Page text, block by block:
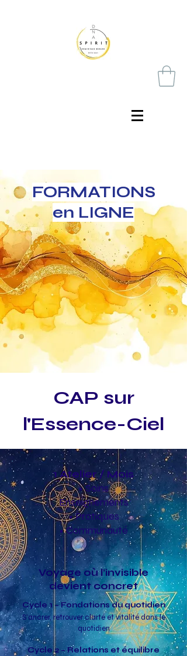
FORMATIONS
en LIGNE
CAP sur
l'Essence-Ciel
1 Atelier / Mois
• Soins
Enseignements
• Pratiques
• Communauté
Voyage où l’invisible
devient concret
Cycle 1 – Fondations du quotidien
S’ancrer, retrouver clarté et vitalité dans le
quotidien
Cycle 2 – Relations et équilibre